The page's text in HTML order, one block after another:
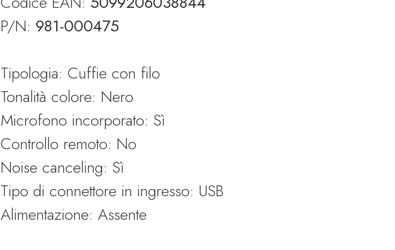
P/N: 981-000475
Tipologia: Cuffie con filo
Tonalità colore: Nero
Microfono incorporato: Sì
Controllo remoto: No
Noise canceling: Sì
Tipo di connettore in ingresso: USB
Alimentazione: Assente